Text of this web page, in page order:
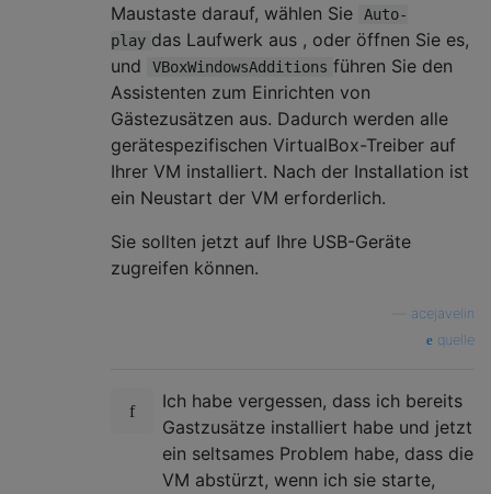
Maustaste darauf, wählen Sie
Auto-
play das Laufwerk aus , oder öffnen Sie es,
und
VBoxWindowsAdditions führen Sie den
Assistenten zum Einrichten von
Gästezusätzen aus. Dadurch werden alle
gerätespezifischen VirtualBox-Treiber auf
Ihrer VM installiert. Nach der Installation ist
ein Neustart der VM erforderlich.
Sie sollten jetzt auf Ihre USB-Geräte
zugreifen können.
acejavelin
quelle
Ich habe vergessen, dass ich bereits
Gastzusätze installiert habe und jetzt
ein seltsames Problem habe, dass die
VM abstürzt, wenn ich sie starte,